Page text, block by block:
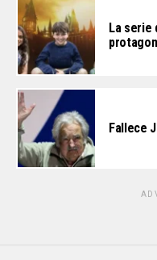
La serie
Fallece